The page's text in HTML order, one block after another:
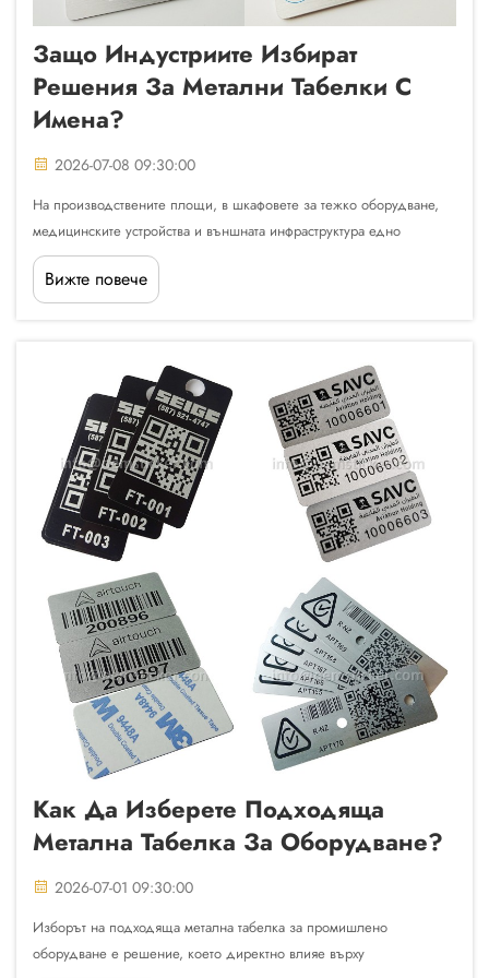
Защо Индустриите Избират
Решения За Метални Табелки С
Имена?
2026-07-08 09:30:00
На производствените площи, в шкафовете за тежко оборудване,
медицинските устройства и външната инфраструктура едно
решение за маркиране постоянно се изправя над останалите.
Металната табелка с имена е спечелила постоянно място в
техническите спецификации на промишлеността точно ...
Вижте повече
Как Да Изберете Подходяща
Метална Табелка За Оборудване?
2026-07-01 09:30:00
Изборът на подходяща метална табелка за промишлено
оборудване е решение, което директно влияе върху